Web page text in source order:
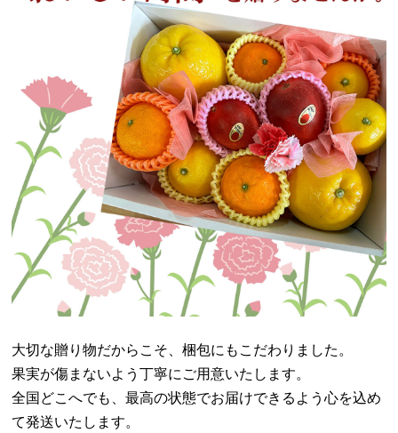
大切な贈り物だからこそ、梱包にもこだわりました。
果実が傷まないよう丁寧にご用意いたします。
全国どこへでも、最高の状態でお届けできるよう心を込め
て発送いたします。